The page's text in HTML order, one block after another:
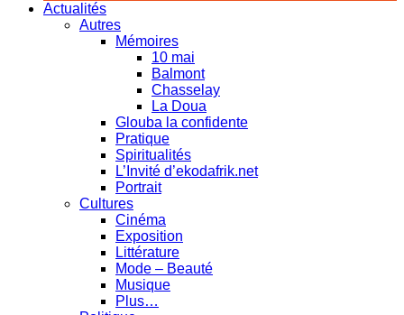
Actualités
Autres
Mémoires
10 mai
Balmont
Chasselay
La Doua
Glouba la confidente
Pratique
Spiritualités
L’Invité d’ekodafrik.net
Portrait
Cultures
Cinéma
Exposition
Littérature
Mode – Beauté
Musique
Plus…